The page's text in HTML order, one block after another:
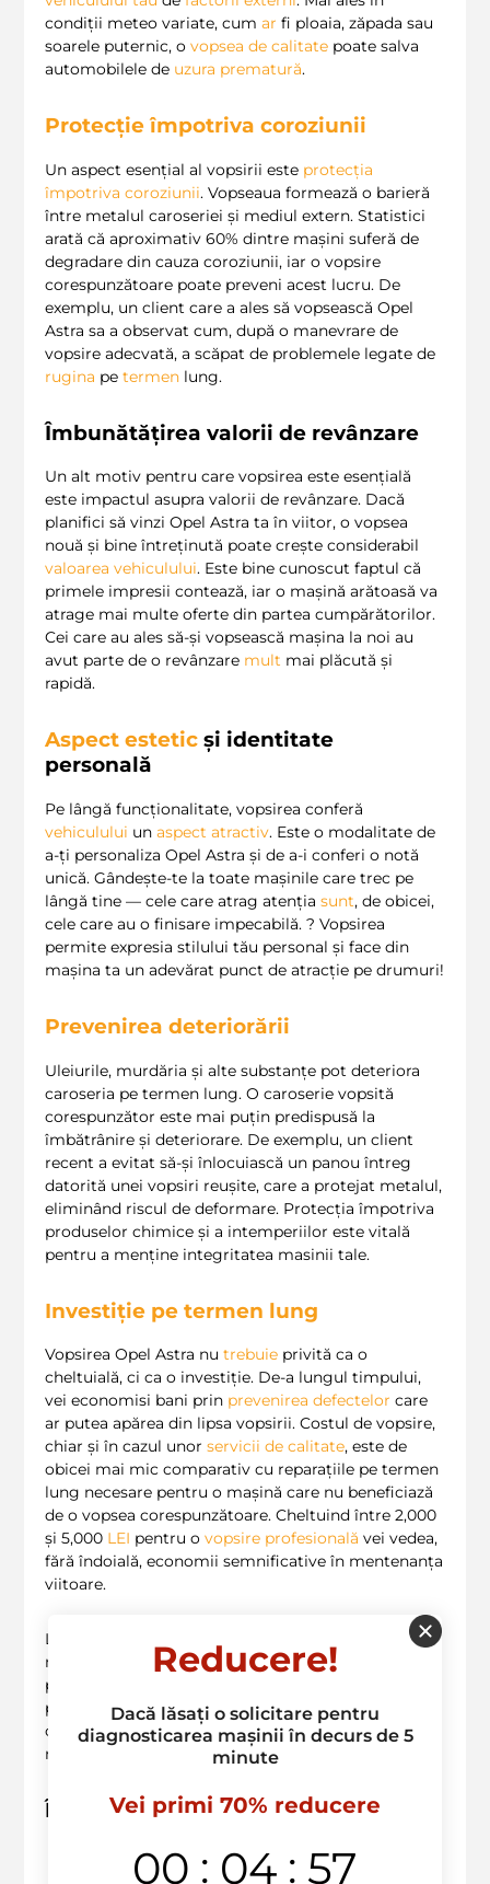
condiții meteo variate, cum ar fi ploaia, zăpada sau
soarele puternic, o vopsea de calitate poate salva
automobilele de uzura prematură.
Protecție împotriva coroziunii
Un aspect esențial al vopsirii este protecția
împotriva coroziunii. Vopseaua formează o barieră
între metalul caroseriei și mediul extern. Statistici
arată că aproximativ 60% dintre mașini suferă de
degradare din cauza coroziunii, iar o vopsire
corespunzătoare poate preveni acest lucru. De
exemplu, un client care a ales să vopsească Opel
Astra sa a observat cum, după o manevrare de
vopsire adecvată, a scăpat de problemele legate de
rugina pe termen lung.
Îmbunătățirea valorii de revânzare
Un alt motiv pentru care vopsirea este esențială
este impactul asupra valorii de revânzare. Dacă
planifici să vinzi Opel Astra ta în viitor, o vopsea
nouă și bine întreținută poate crește considerabil
valoarea vehiculului. Este bine cunoscut faptul că
primele impresii contează, iar o mașină arătoasă va
atrage mai multe oferte din partea cumpărătorilor.
Cei care au ales să-și vopsească mașina la noi au
avut parte de o revânzare mult mai plăcută și
rapidă.
Aspect estetic și identitate
personală
Pe lângă funcționalitate, vopsirea conferă
vehiculului un aspect atractiv. Este o modalitate de
a-ți personaliza Opel Astra și de a-i conferi o notă
unică. Gândește-te la toate mașinile care trec pe
lângă tine — cele care atrag atenția sunt, de obicei,
cele care au o finisare impecabilă. ? Vopsirea
permite expresia stilului tău personal și face din
mașina ta un adevărat punct de atracție pe drumuri!
Prevenirea deteriorării
Uleiurile, murdăria și alte substanțe pot deteriora
caroseria pe termen lung. O caroserie vopsită
corespunzător este mai puțin predispusă la
îmbătrânire și deteriorare. De exemplu, un client
recent a evitat să-și înlocuiască un panou întreg
datorită unei vopsiri reușite, care a protejat metalul,
eliminând riscul de deformare. Protecția împotriva
produselor chimice și a intemperiilor este vitală
pentru a menține integritatea masinii tale.
Investiție pe termen lung
Vopsirea Opel Astra nu trebuie privită ca o
cheltuială, ci ca o investiție. De-a lungul timpului,
vei economisi bani prin prevenirea defectelor care
ar putea apărea din lipsa vopsirii. Costul de vopsire,
chiar și în cazul unor servicii de calitate, este de
obicei mai mic comparativ cu reparațiile pe termen
lung necesare pentru o mașină care nu beneficiază
de o vopsea corespunzătoare. Cheltuind între 2,000
și 5,000 LEI pentru o vopsire profesională vei vedea,
fără îndoială, economii semnificative în mentenanța
viitoare.
La
cele
mai bune soluții pentru vopsirea Opel Astra ta. Ne
poți contacta la
pentru mai multe detalii. Oferimservicii de calitate
cu garanția că mașina ta va arăta și va funcționa ca
nouă!
Întrebări frecvente
Cât de des ar trebui să-mi vopsesc
mașina?– Recomandăm o vopsire la
Reducere!
Dacă lăsați o solicitare pentru
diagnosticarea mașinii în decurs de 5
minute
Vei primi 70% reducere
00 : 04 : 56